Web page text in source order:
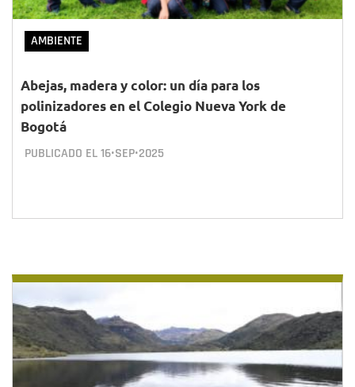
AMBIENTE
Abejas, madera y color: un día para los
polinizadores en el Colegio Nueva York de
Bogotá
PUBLICADO EL16•SEP•2025